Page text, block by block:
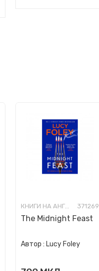
КНИГИ НА АНГЛИСКИ ЈАЗИК 371269
The Midnight Feast
Автор : Lucy Foley